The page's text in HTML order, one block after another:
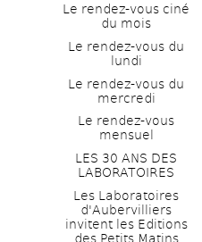
Le rendez-vous ciné
du mois
Le rendez-vous du
lundi
Le rendez-vous du
mercredi
Le rendez-vous
mensuel
LES 30 ANS DES
LABORATOIRES
Les Laboratoires
d'Aubervilliers
invitent les Editions
des Petits Matins